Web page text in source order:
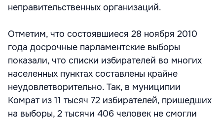
неправительственных организаций.
Отметим, что состоявшиеся 28 ноября 2010
года досрочные парламентские выборы
показали, что списки избирателей во многих
населенных пунктах составлены крайне
неудовлетворительно. Так, в муниципии
Комрат из 11 тысяч 72 избирателей, пришедших
на выборы, 2 тысячи 406 человек не смогли